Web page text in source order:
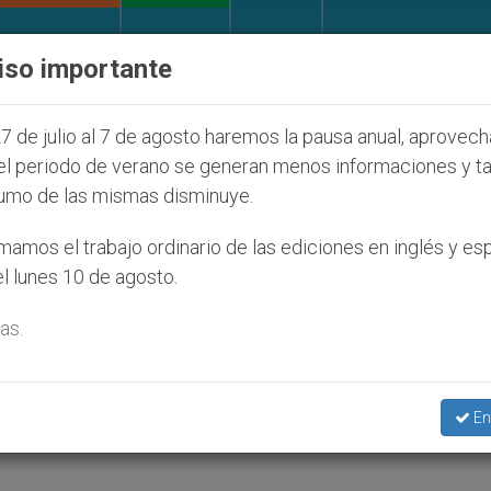
de colonos judíos que afecta a cristianos (y no
una muralla contra el
sobre el diálogo entre las distintas
importante
de julio al 7 de agosto haremos la pausa anual,
periodo de verano se generan menos informaciones y
de las mismas disminuye.
el trabajo ordinario de las ediciones en inglés y
lunes 10 de agosto.